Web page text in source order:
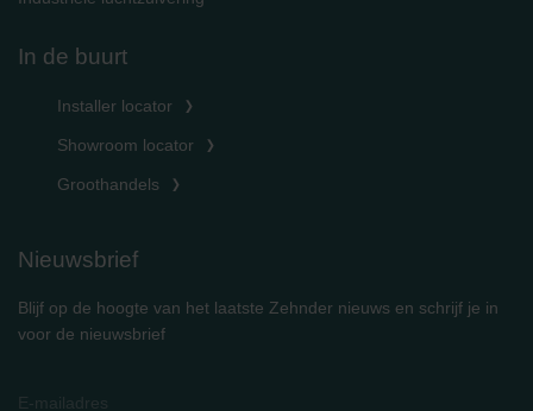
In de buurt
Installer locator
Showroom locator
Groothandels
Nieuwsbrief
Blijf op de hoogte van het laatste Zehnder nieuws en schrijf je in
voor de nieuwsbrief